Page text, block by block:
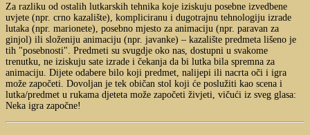
Za razliku od ostalih lutkarskih tehnika koje iziskuju posebne izvedbene
uvjete (npr. crno kazalište), kompliciranu i dugotrajnu tehnologiju izrade
lutaka (npr. marionete), posebno mjesto za animaciju (npr. paravan za
ginjol) ili složeniju animaciju (npr. javanke) – kazalište predmeta lišeno je
tih "posebnosti". Predmeti su svugdje oko nas, dostupni u svakome
trenutku, ne iziskuju sate izrade i čekanja da bi lutka bila spremna za
animaciju. Dijete odabere bilo koji predmet, nalijepi ili nacrta oči i igra
može započeti. Dovoljan je tek običan stol koji će poslužiti kao scena i
lutka/predmet u rukama djeteta može započeti živjeti, vičući iz sveg glasa:
Neka igra započne!